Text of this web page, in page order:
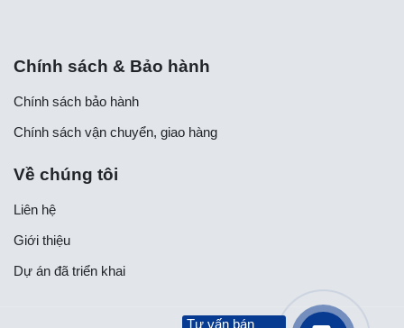
Chính sách & Bảo hành
Chính sách bảo hành
Chính sách vận chuyển, giao hàng
Về chúng tôi
Liên hệ
Giới thiệu
Dự án đã triển khai
Tư vấn bán